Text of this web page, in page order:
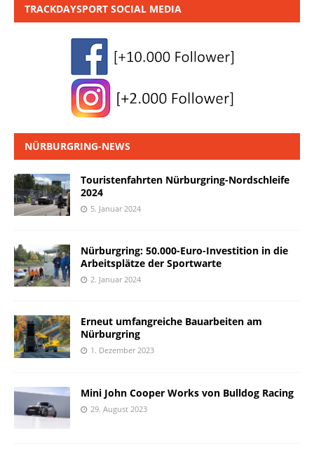
TRACKDAYSPORT SOCIAL MEDIA
NÜRBURGRING-NEWS
Touristenfahrten Nürburgring-Nordschleife
2024
5. Januar 2024
Nürburgring: 50.000-Euro-Investition in die
Arbeitsplätze der Sportwarte
2. Januar 2024
Erneut umfangreiche Bauarbeiten am
Nürburgring
1. Dezember 2023
Mini John Cooper Works von Bulldog Racing
29. August 2023